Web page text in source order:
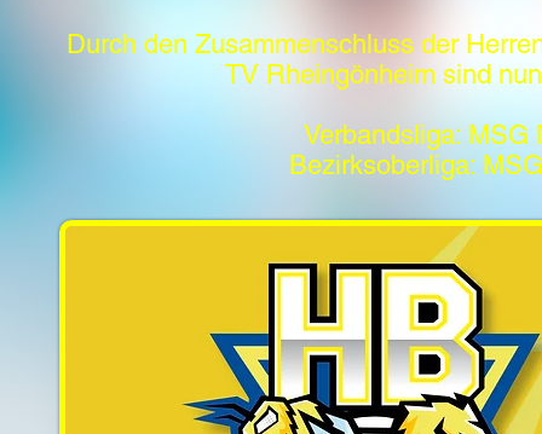
Durch den Zusammenschluss der
TV Rheingönheim sind
Verbandsliga: MSG
Bezirksoberliga: